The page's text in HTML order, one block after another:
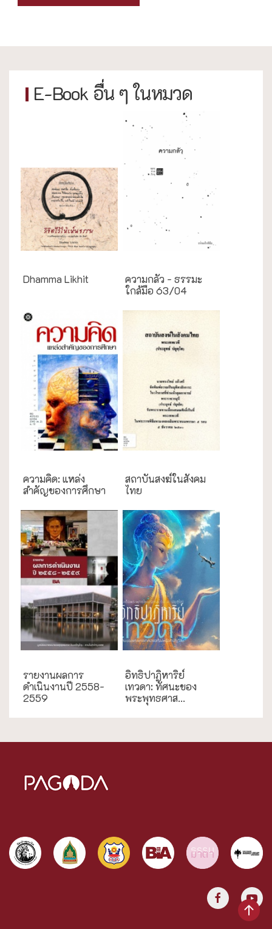
E-Book อื่น ๆ ในหมวด
Dhamma Likhit
ความกลัว - ธรรมะ
ใกล้มือ 63/04
ความคิด: แหล่ง
สำคัญของการศึกษา
สถาบันสงฆ์ในสังคม
ไทย
รายงานผลการ
ดำเนินงานปี 2558-
2559
อิทธิปาฏิหาริย์
เทวดา: ทัศนะของ
พระพุทธศาส...